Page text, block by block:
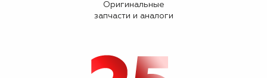
Оригинальные
запчасти и аналоги